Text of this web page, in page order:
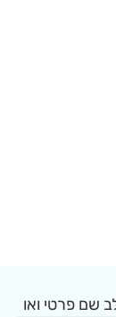
שם פרטי ואו